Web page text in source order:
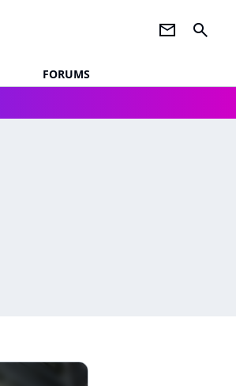
newsletter search
FORUMS